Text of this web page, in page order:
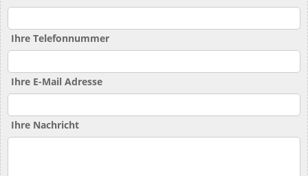
Ihre Telefonnummer
Ihre E-Mail Adresse
Ihre Nachricht